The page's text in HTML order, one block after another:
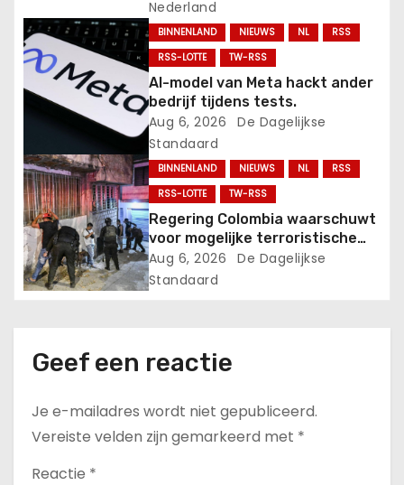
g
a
t
e
Nederland
BINNENLAND NIEUWS NL
RSS
RSS-LOTTE
TW-RSS
AI-model van Meta hackt ander
bedrijf tijdens tests.
Aug 6, 2026
De Dagelijkse
Standaard
BINNENLAND NIEUWS NL
RSS
RSS-LOTTE
TW-RSS
Regering Colombia waarschuwt
voor mogelijke terroristische
daden.
Aug 6, 2026
De Dagelijkse
Standaard
Geef een reactie
Je e-mailadres wordt niet gepubliceerd.
Vereiste velden zijn gemarkeerd met *
Reactie *